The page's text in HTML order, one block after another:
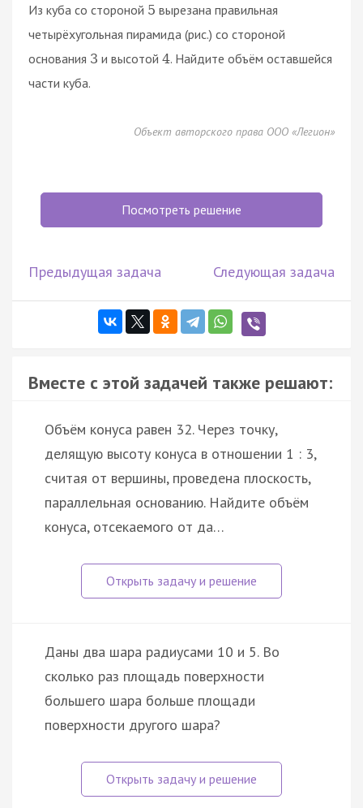
Из куба со стороной 5 вырезана правильная
четырёхугольная пирамида (рис.) со стороной
основания 3 и высотой 4. Найдите объём оставшейся
части куба.
Объект авторского права ООО «Легион»
Посмотреть решение
Предыдущая задача Следующая задача
Вместе с этой задачей также решают:
Объём конуса равен 32. Через точку,
делящую высоту конуса в отношении 1 : 3,
считая от вершины, проведена плоскость,
параллельная основанию. Найдите объём
конуса, отсекаемого от да…
Даны два шара радиусами 10 и 5. Во
сколько раз площадь поверхности
большего шара больше площади
поверхности другого шара?